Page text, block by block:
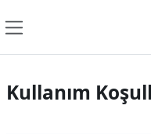
Kullanım